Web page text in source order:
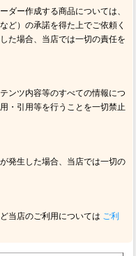
ダー作成する商品については、
ど）の承諾を得た上でご依頼く
た場合、当店では一切の責任を
ンツ内容等のすべての情報につ
・引用等を行うことを一切禁止
発生した場合、当店では一切の
当店のご利用については ご利